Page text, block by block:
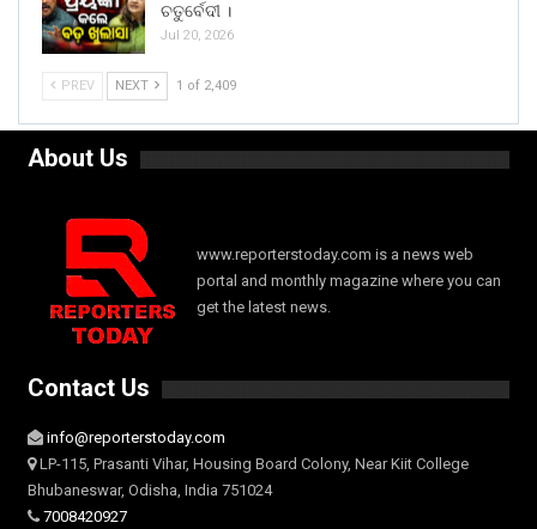
ଚତୁର୍ବେଦୀ ।
Jul 20, 2026
PREV NEXT 1 of 2,409
About Us
www.reporterstoday.com is a news web
portal and monthly magazine where you can
get the latest news.
Contact Us
info@reporterstoday.com
LP-115, Prasanti Vihar, Housing Board Colony, Near Kiit College
Bhubaneswar, Odisha, India 751024
7008420927